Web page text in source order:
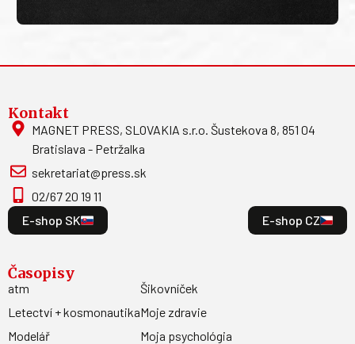
Kontakt
MAGNET PRESS, SLOVAKIA s.r.o. Šustekova 8, 851 04
Bratislava - Petržalka
sekretariat@press.sk
02/67 20 19 11
E-shop SK
E-shop CZ
Časopisy
atm
Letectví + kosmonautika
Modelář
Šikovníček
Moje zdravie
Moja psychológia